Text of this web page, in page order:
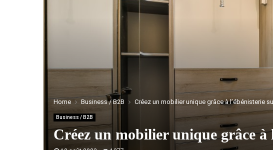
Home Business / B2B Créez un mobilier unique grâce à l’ébénisterie
Business / B2B
Créez un mobilier unique grâce à